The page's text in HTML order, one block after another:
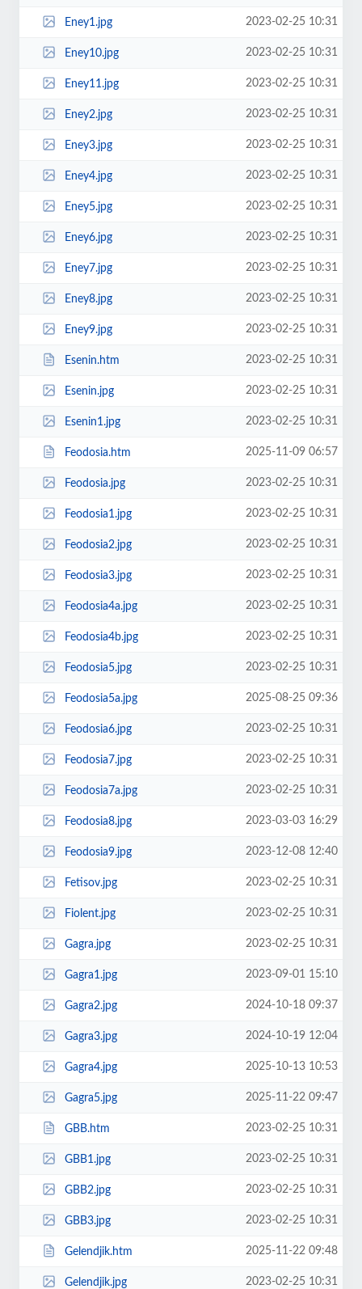
Eney1.jpg 2023-02-25 10:31
Eney10.jpg 2023-02-25 10:31
Eney11.jpg 2023-02-25 10:31
Eney2.jpg 2023-02-25 10:31
Eney3.jpg 2023-02-25 10:31
Eney4.jpg 2023-02-25 10:31
Eney5.jpg 2023-02-25 10:31
Eney6.jpg 2023-02-25 10:31
Eney7.jpg 2023-02-25 10:31
Eney8.jpg 2023-02-25 10:31
Eney9.jpg 2023-02-25 10:31
Esenin.htm 2023-02-25 10:31
Esenin.jpg 2023-02-25 10:31
Esenin1.jpg 2023-02-25 10:31
Feodosia.htm 2025-11-09 06:57
Feodosia.jpg 2023-02-25 10:31
Feodosia1.jpg 2023-02-25 10:31
Feodosia2.jpg 2023-02-25 10:31
Feodosia3.jpg 2023-02-25 10:31
Feodosia4a.jpg 2023-02-25 10:31
Feodosia4b.jpg 2023-02-25 10:31
Feodosia5.jpg 2023-02-25 10:31
Feodosia5a.jpg 2025-08-25 09:36
Feodosia6.jpg 2023-02-25 10:31
Feodosia7.jpg 2023-02-25 10:31
Feodosia7a.jpg 2023-02-25 10:31
Feodosia8.jpg 2023-03-03 16:29
Feodosia9.jpg 2023-12-08 12:40
Fetisov.jpg 2023-02-25 10:31
Fiolent.jpg 2023-02-25 10:31
Gagra.jpg 2023-02-25 10:31
Gagra1.jpg 2023-09-01 15:10
Gagra2.jpg 2024-10-18 09:37
Gagra3.jpg 2024-10-19 12:04
Gagra4.jpg 2025-10-13 10:53
Gagra5.jpg 2025-11-22 09:47
GBB.htm 2023-02-25 10:31
GBB1.jpg 2023-02-25 10:31
GBB2.jpg 2023-02-25 10:31
GBB3.jpg 2023-02-25 10:31
Gelendjik.htm 2025-11-22 09:48
Gelendjik.jpg 2023-02-25 10:31